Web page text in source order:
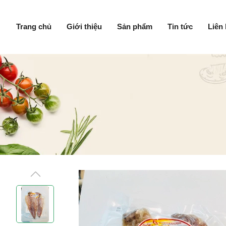
Trang chủ Giới thiệu Sản phẩm Tin tức Liên